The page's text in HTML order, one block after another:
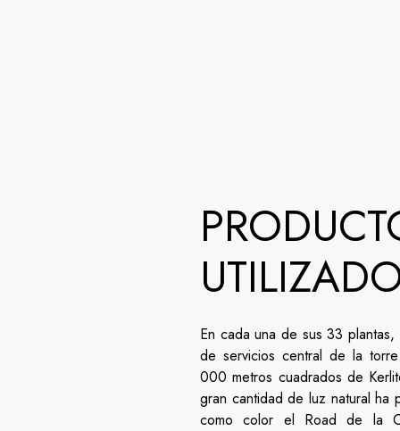
En cada una de sus 33
de servicios central de la
000 metros cuadrados de
gran cantidad de luz natural ha
como color el Road de la